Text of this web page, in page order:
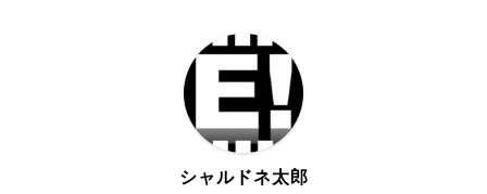
シャルドネ太郎